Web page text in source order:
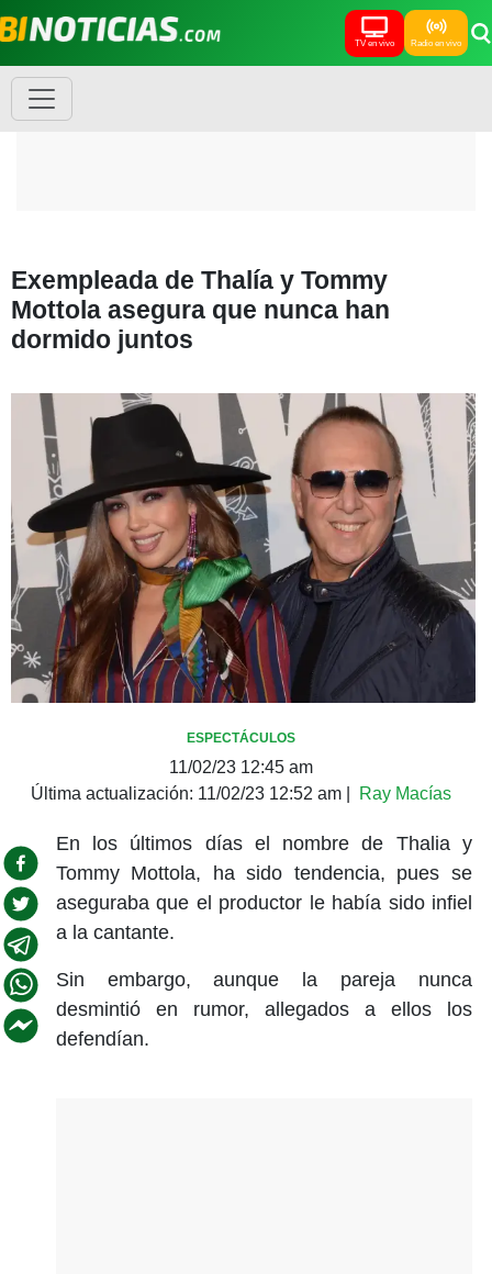
TV en vivo Radio en vivo
Exempleada de Thalía y Tommy
Mottola asegura que nunca han
dormido juntos
ESPECTÁCULOS
11/02/23 12:45 am
Última actualización: 11/02/23 12:52 am| Ray Macías
En los últimos días el nombre de Thalia y
Tommy Mottola, ha sido tendencia, pues se
aseguraba que el productor le había sido infiel
a la cantante.
Sin embargo, aunque la pareja nunca
desmintió en rumor, allegados a ellos los
defendían.